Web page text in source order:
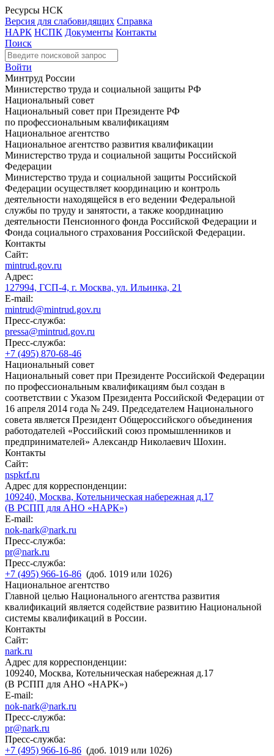
Ресурсы НСК
Версия для слабовидящих Справка
НАРК НСПК Документы Контакты
Поиск
Войти
Минтруд России
Министерство труда и социальной защиты РФ
Национальный совет
Национальный совет при Президенте РФ
по профессиональным квалификациям
Национальное агентство
Национальное агентство развития квалификации
Министерство труда и социальной защиты Российской
Федерации
Министерство труда и социальной защиты Российской
Федерации осуществляет координацию и контроль
деятельности находящейся в его ведении Федеральной
службы по труду и занятости, а также координацию
деятельности Пенсионного фонда Российской Федерации и
Фонда социального страхования Российской Федерации.
Контакты
Сайт:
mintrud.gov.ru
Адрес:
127994, ГСП-4, г. Москва, ул. Ильинка, 21
E-mail:
mintrud@mintrud.gov.ru
Пресс-служба:
pressa@mintrud.gov.ru
Пресс-служба:
+7 (495) 870-68-46
Национальный совет
Национальный совет при Президенте Российской Федерации
по профессиональным квалификациям был создан в
соответствии с Указом Президента Российской Федерации от
16 апреля 2014 года № 249. Председателем Национального
совета является Президент Общероссийского объединения
работодателей «Российский союз промышленников и
предпринимателей» Александр Николаевич Шохин.
Контакты
Сайт:
nspkrf.ru
Адрес для корреспонденции:
109240, Москва, Котельническая набережная д.17
(В РСПП для АНО «НАРК»)
E-mail:
nok-nark@nark.ru
Пресс-служба:
pr@nark.ru
Пресс-служба:
+7 (495) 966-16-86 (доб. 1019 или 1026)
Национальное агентство
Главной целью Национального агентства развития
квалификаций является содействие развитию Национальной
системы квалификаций в России.
Контакты
Сайт:
nark.ru
Адрес для корреспонденции:
109240, Москва, Котельническая набережная д.17
(В РСПП для АНО «НАРК»)
E-mail:
nok-nark@nark.ru
Пресс-служба:
pr@nark.ru
Пресс-служба:
+7 (495) 966-16-86 (доб. 1019 или 1026)